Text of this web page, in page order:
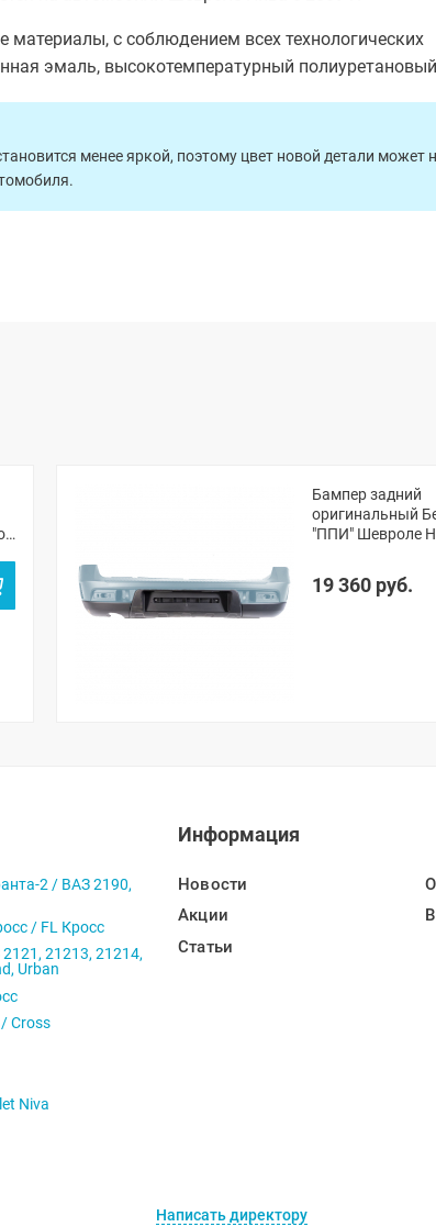
с соблюдением всех технологических
эмаль, высокотемпературный
менее яркой, поэтому цвет новой детали может
Бампер задний
оригинальный
"ППИ" Шевроле
19 360 руб.
2 / ВАЗ 2190,
/ FL Кросс
21213, 21214,
Urban
Cross
Niva
Информация
Новости
Акции
Статьи
Написать директору